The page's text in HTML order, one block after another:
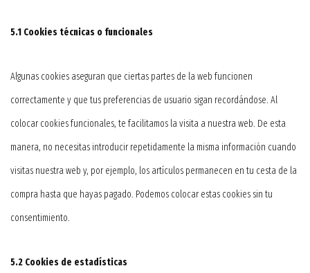
5.1 Cookies técnicas o funcionales
Algunas cookies aseguran que ciertas partes de la web funcionen
correctamente y que tus preferencias de usuario sigan recordándose. Al
colocar cookies funcionales, te facilitamos la visita a nuestra web. De esta
manera, no necesitas introducir repetidamente la misma información cuando
visitas nuestra web y, por ejemplo, los artículos permanecen en tu cesta de la
compra hasta que hayas pagado. Podemos colocar estas cookies sin tu
consentimiento.
5.2 Cookies de estadísticas